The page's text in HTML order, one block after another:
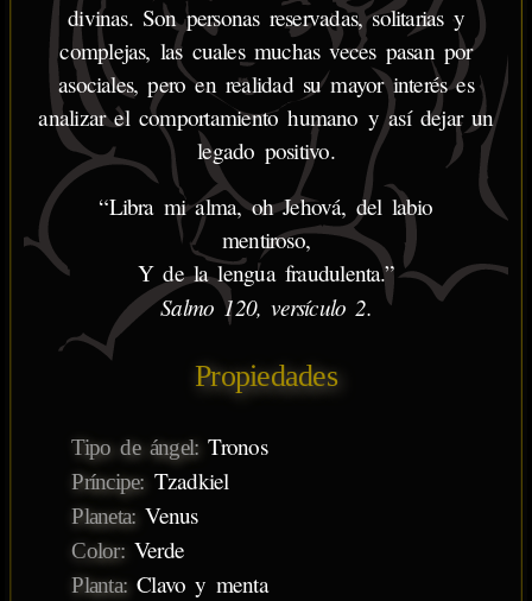
divinas. Son personas reservadas, solitarias y
complejas, las cuales muchas veces pasan por
asociales, pero en realidad su mayor interés es
analizar el comportamiento humano y así dejar un
legado positivo.
“Libra mi alma, oh Jehová, del labio
mentiroso,
Y de la lengua fraudulenta.”
Salmo 120, versículo 2.
Propiedades
Tipo de ángel: Tronos
Príncipe: Tzadkiel
Planeta: Venus
Color:Verde
Planta: Clavo y menta